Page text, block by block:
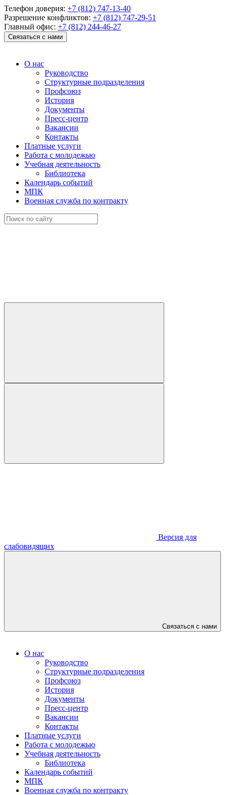
Телефон доверия: +7 (812) 747-13-40
Разрешение конфликтов: +7 (812) 747-29-51
Главный офис: +7 (812) 244-46-27
Связаться с нами
О нас
Руководство
Структурные подразделения
Профсоюз
История
Документы
Пресс-центр
Вакансии
Контакты
Платные услуги
Работа с молодежью
Учебная деятельность
Библиотека
Календарь событий
МПК
Военная служба по контракту
Версия для
слабовидящих
Связаться с нами
О нас
Руководство
Структурные подразделения
Профсоюз
История
Документы
Пресс-центр
Вакансии
Контакты
Платные услуги
Работа с молодежью
Учебная деятельность
Библиотека
Календарь событий
МПК
Военная служба по контракту